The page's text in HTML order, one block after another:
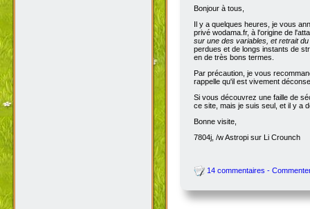
Bonjour à tous,
Il y a quelques heures, je vous
privé wodama.fr, à l'origine de
sur une des variables, et retrait
perdues et de longs instants de
en de très bons termes.
Par précaution, je vous
rappelle qu'il est vivement
Si vous découvrez une faille de
ce site, mais je suis seul, et il y a
Bonne visite,
7804j, /w Astropi sur Li Crounch
14 commentaires -